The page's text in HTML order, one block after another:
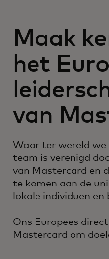
Maak
het
van
Waar ter wereld we
team is verenigd
van Mastercard en
te komen aan de
lokale individuen en
Ons Europees
Mastercard om